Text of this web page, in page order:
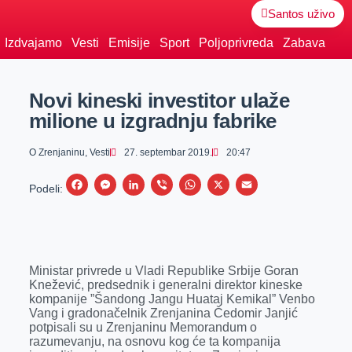
Santos uživo
Izdvajamo Vesti Emisije Sport Poljoprivreda Zabava
Novi kineski investitor ulaže
milione u izgradnju fabrike
O Zrenjaninu, Vesti 27. septembar 2019. 20:47
Podeli:
F
b
o
o
k
M
e
n
g
e
L
e
d
I
n
V
r
W
s
A
p
p
X
E
l
Ministar privrede u Vladi Republike Srbije Goran
Knežević, predsednik i generalni direktor kineske
kompanije ”Šandong Jangu Huataj Kemikal” Venbo
Vang i gradonačelnik Zrenjanina Čedomir Janjić
potpisali su u Zrenjaninu Memorandum o
razumevanju, na osnovu kog će ta kompanija